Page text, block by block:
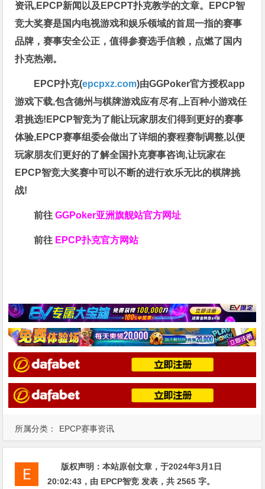
所属分类： EPCP赛事资讯
资讯,EPCP新闻以及EPCPT扑克教学的文章。EPCP智
竞大奖赛是国内电视游戏和娱乐领域的首屈一指的赛事
品牌，赛事安全公正，值得参赛选手信赖，点燃了国内
扑克热潮。
EPCP扑克(epcpxz.com)由GGPoker官方授权app
游戏下载,包含德州与棋牌游戏应有尽有,上百种小游戏任
君挑选!EPCP智竞为了能让玩家朋友们得到更好的赛事
体验,EPCP赛事组委会做出了详细的赛程赛制调整,以便
玩家朋友们更好的了解全国扑克赛事咨询,让玩家在
EPCP智竞大奖赛中可以不断的进行欢乐无比的棋牌挑
战!
前往GGPoker亚洲旗舰站官方网址
前往 EPCP扑克官方网站
版权声明：本站原创文章，于2024年3月1日
20:02:43 ，由 EPCP智竞 发表，共 2565 字。